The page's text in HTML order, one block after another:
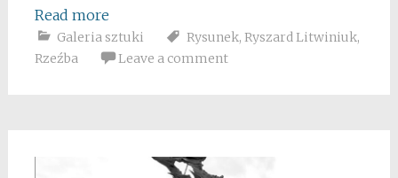
Read more
Galeria sztuki Rysunek, Ryszard Litwiniuk,
Rzeźba
Leave a comment